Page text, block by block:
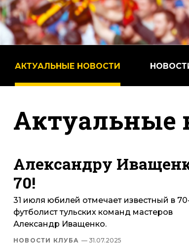
АКТУАЛЬНЫЕ НОВОСТИ
Актуальные
Александру
70!
31 июля юбилей отмечает известный в
футболист тульских команд мастеров
Александр Иващенко.
НОВОСТИ КЛУБА — 31.07.2025